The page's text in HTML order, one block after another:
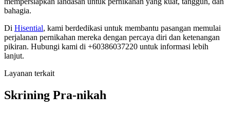
bahagia.
Di Hisential, kami berdedikasi untuk membantu pasangan memulai
perjalanan pernikahan mereka dengan percaya diri dan ketenangan
pikiran. Hubungi kami di +60386037220 untuk informasi lebih
lanjut.
Layanan terkait
Skrining Pra-nikah